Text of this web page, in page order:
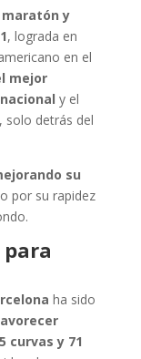
y
, lograda en
en el
mejor
y el
, solo detrás del
su
por su rapidez
ha sido
curvas y 71